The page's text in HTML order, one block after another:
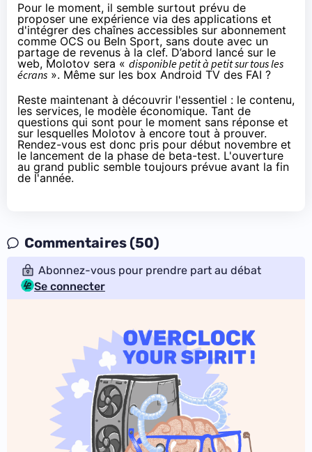
Pour le moment, il semble surtout prévu de
proposer une expérience via des applications et
d'intégrer des chaînes accessibles sur abonnement
comme OCS ou BeIn Sport, sans doute avec un
partage de revenus à la clef. D’abord lancé sur le
web, Molotov sera « disponible petit à petit sur tous les
écrans ». Même sur les box Android TV des FAI ?
Reste maintenant à découvrir l'essentiel : le contenu,
les services, le modèle économique. Tant de
questions qui sont pour le moment sans réponse et
sur lesquelles Molotov à encore tout à prouver.
Rendez-vous est donc pris pour début novembre et
le lancement de la phase de beta-test. L'ouverture
au grand public semble toujours prévue avant la fin
de l'année.
Commentaires (50)
Abonnez-vous pour prendre part au débat
Se connecter